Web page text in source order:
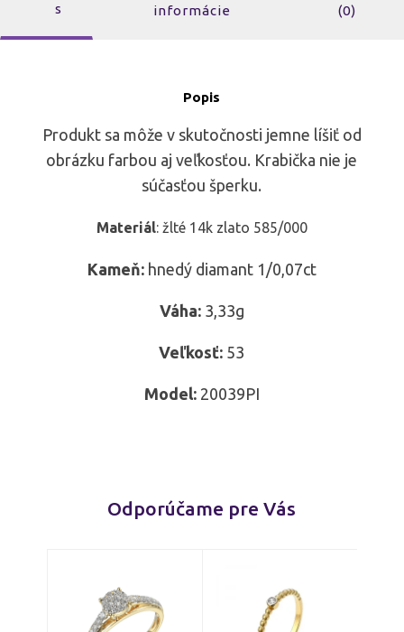
s
informácie
(0)
Popis
Produkt sa môže v skutočnosti jemne líšiť od
obrázku farbou aj veľkosťou. Krabička nie je
súčasťou šperku.
Materiál: žlté 14k zlato 585/000
Kameň: hnedý diamant 1/0,07ct
Váha: 3,33g
Veľkosť: 53
Model: 20039PI
Odporúčame pre Vás